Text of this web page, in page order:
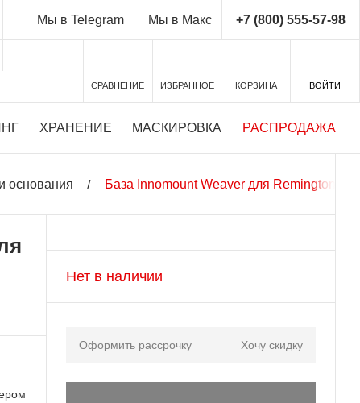
Мы в Telegram Мы в Макс +7 (800) 555-57-98
СРАВНЕНИЕ ИЗБРАННОЕ КОРЗИНА ВОЙТИ
ХРАНЕНИЕ МАСКИРОВКА РАСПРОДАЖА
основания База Innomount Weaver для Remington
Нет в наличии
Оформить рассрочку Хочу скидку